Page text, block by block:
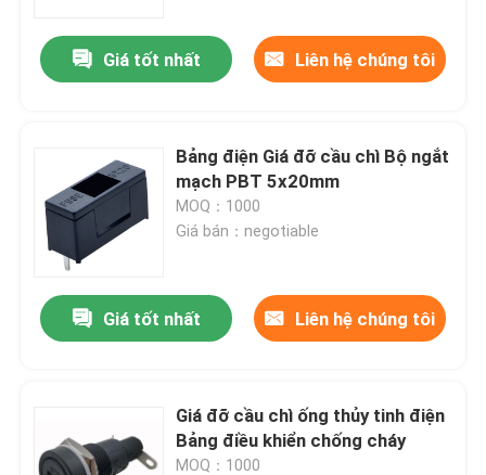
Giá tốt nhất Liên hệ chúng tôi
Bảng điện Giá đỡ cầu chì Bộ ngắt
mạch PBT 5x20mm
MOQ：1000
Giá bán：negotiable
Giá tốt nhất Liên hệ chúng tôi
Giá đỡ cầu chì ống thủy tinh điện
Bảng điều khiển chống cháy
MOQ：1000